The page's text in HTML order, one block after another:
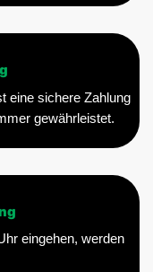
eine sichere Zahlung
gewährleistet.
eingehen, werden